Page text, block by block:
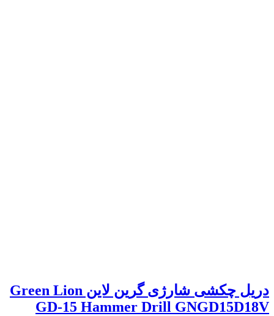
دریل چکشی شارژی گرین لاین Green Lion
GD-15 Hammer Drill GNGD15D18V